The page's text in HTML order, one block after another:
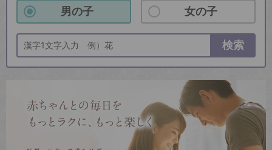
男の子 女の子
検索